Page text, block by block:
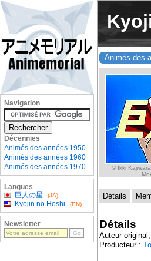
Animés des
© Ikki
Détails
Détails
Auteur
Producteur :
Navigation
Décennies
Animés des années 1950
Animés des années 1960
Animés des années 1970
Langues
巨人の星
(JA)
Kyojin no Hoshi (EN)
Newsletter